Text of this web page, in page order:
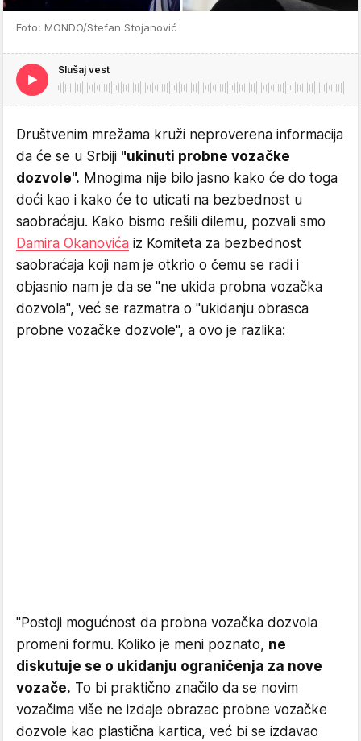
Foto: MONDO/Stefan Stojanović
Slušaj vest
Društvenim mrežama kruži neproverena informacija
da će se u Srbiji "ukinuti probne vozačke
dozvole". Mnogima nije bilo jasno kako će do toga
doći kao i kako će to uticati na bezbednost u
saobraćaju. Kako bismo rešili dilemu, pozvali smo
Damira Okanovića iz Komiteta za bezbednost
saobraćaja koji nam je otkrio o čemu se radi i
objasnio nam je da se "ne ukida probna vozačka
dozvola", već se razmatra o "ukidanju obrasca
probne vozačke dozvole", a ovo je razlika:
"Postoji mogućnost da probna vozačka dozvola
promeni formu. Koliko je meni poznato, ne
diskutuje se o ukidanju ograničenja za nove
vozače. To bi praktično značilo da se novim
vozačima više ne izdaje obrazac probne vozačke
dozvole kao plastična kartica, već bi se izdavao